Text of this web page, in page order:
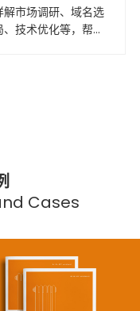
市场调研、域名选
技术优化等，帮助
Cases